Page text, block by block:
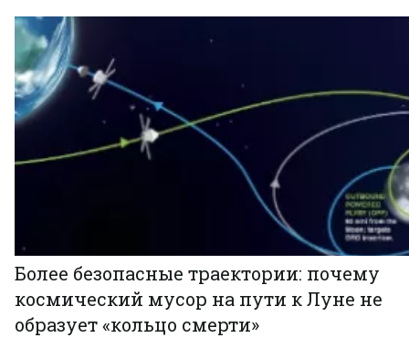
Более безопасные траектории: почему
космический мусор на пути к Луне не
образует «кольцо смерти»